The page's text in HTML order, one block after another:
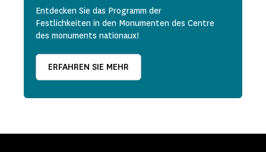
Entdecken Sie das Programm der
Festlichkeiten in den Monumenten des Centre
des monuments nationaux!
ERFAHREN SIE MEHR